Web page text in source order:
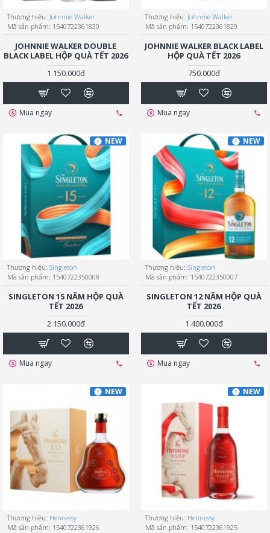
Thương hiệu: Johnnie Walker
Mã sản phẩm: 1540722361830
JOHNNIE WALKER DOUBLE
BLACK LABEL HỘP QUÀ TẾT 2026
1.150.000đ
Mua ngay
Thương hiệu: Johnnie Walker
Mã sản phẩm: 1540722361829
JOHNNIE WALKER BLACK LABEL
HỘP QUÀ TẾT 2026
750.000đ
Mua ngay
NEW
Thương hiệu: Singleton
Mã sản phẩm: 1540722350008
SINGLETON 15 NĂM HỘP QUÀ
TẾT 2026
2.150.000đ
Mua ngay
NEW
Thương hiệu: Singleton
Mã sản phẩm: 1540722350007
SINGLETON 12 NĂM HỘP QUÀ
TẾT 2026
1.400.000đ
Mua ngay
NEW
Thương hiệu: Hennessy
Mã sản phẩm: 1540722361926
NEW
Thương hiệu: Hennessy
Mã sản phẩm: 1540722361925